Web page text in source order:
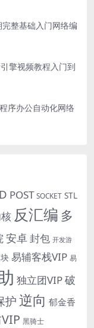
整基础入门网络编
擎视频教程入门到
序办公自动化网络
POST SOCKET STL
反汇编 多
安卓封包 开发游
易辅客栈VIP 易
独立团VIP破
护逆向 郁金香
黑骑士